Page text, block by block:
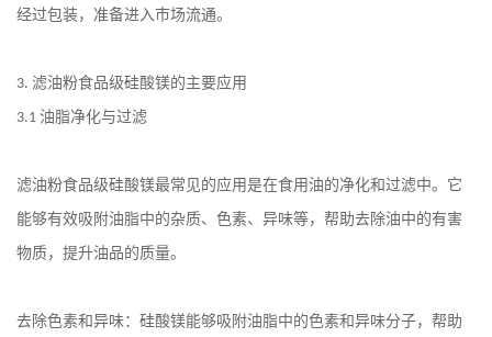
经过包装，准备进入市场流通。
3. 滤油粉食品级硅酸镁的主要应用
3.1 油脂净化与过滤
滤油粉食品级硅酸镁最常见的应用是在食用油的净化和过滤中。它
能够有效吸附油脂中的杂质、色素、异味等，帮助去除油中的有害
物质，提升油品的质量。
去除色素和异味：硅酸镁能够吸附油脂中的色素和异味分子，帮助